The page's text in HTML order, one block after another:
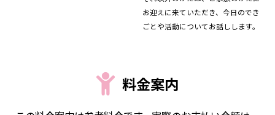
お迎えに来ていただき、今日のでき
ごとや活動についてお話しします。
料金案内